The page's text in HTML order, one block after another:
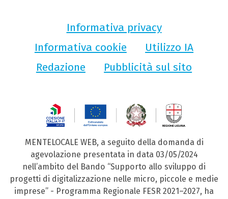
Informativa privacy
Informativa cookie
Utilizzo IA
Redazione
Pubblicità sul sito
MENTELOCALE WEB, a seguito della domanda di
agevolazione presentata in data 03/05/2024
nell’ambito del Bando “Supporto allo sviluppo di
progetti di digitalizzazione nelle micro, piccole e medie
imprese” - Programma Regionale FESR 2021–2027, ha